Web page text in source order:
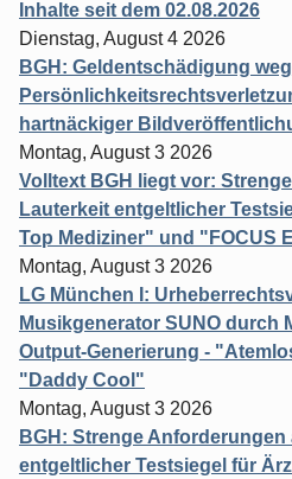
Inhalte seit dem 02.08.2026
Dienstag, August 4 2026
BGH: Geldentschädigung
hartnäckiger
Montag, August 3 2026
Volltext BGH liegt vor:
Lauterkeit entgeltlicher
Top Mediziner" und "FOCUS
Montag, August 3 2026
LG München I:
Musikgenerator SUNO durch
Output-Generierung -
"Daddy Cool"
Montag, August 3 2026
BGH: Strenge
entgeltlicher Testsiegel für